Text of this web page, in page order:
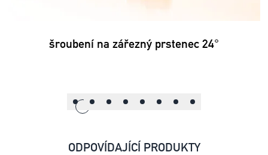
šroubení na zářezný prstenec 24°
ODPOVÍDAJÍCÍ PRODUKTY